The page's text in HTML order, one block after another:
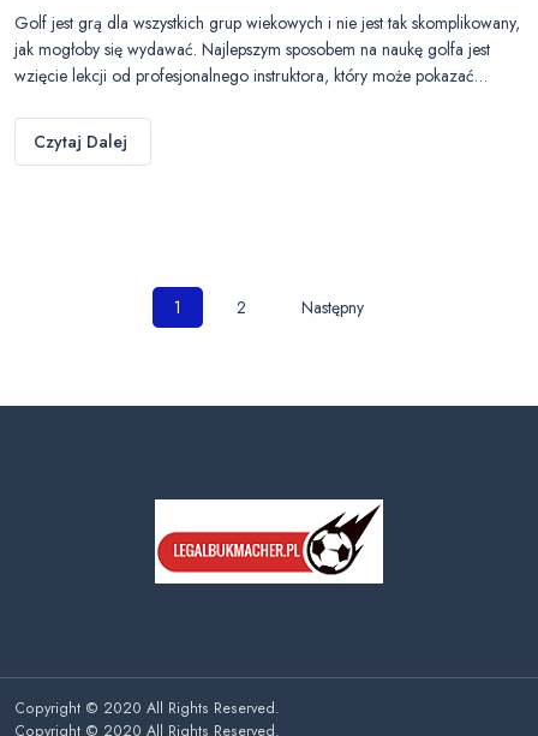
Golf jest grą dla wszystkich grup wiekowych i nie jest tak skomplikowany,
jak mogłoby się wydawać. Najlepszym sposobem na naukę golfa jest
wzięcie lekcji od profesjonalnego instruktora, który może pokazać…
Czytaj Dalej
Nawigacja
1 2 Następny
Copyright © 2020 All Rights Reserved.
Copyright © 2020 All Rights Reserved.